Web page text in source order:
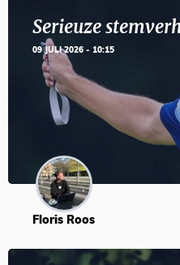
Serieuze
09 JULI 2026 - 10:15
Floris Roos